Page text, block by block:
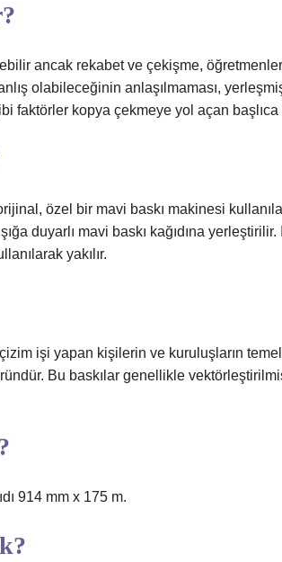
ancak rekabet ve çekişme,
olabileceğinin anlaşılmaması, yerleşmiş
faktörler kopya çekmeye yol açan
özel bir mavi baskı makinesi
duyarlı mavi baskı kağıdına
yakılır.
işi yapan kişilerin ve kuruluşların
üründür. Bu baskılar genellikle
914 mm x 175 m.